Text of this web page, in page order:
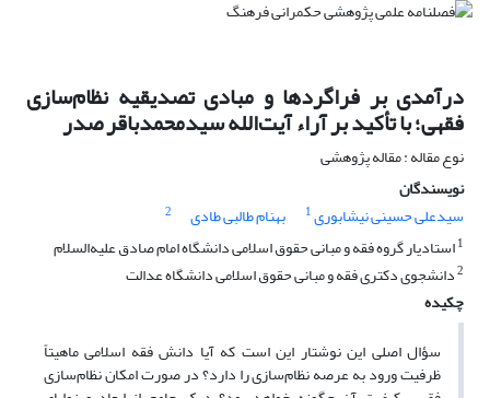
درآمدی بر فراگردها و مبادی تصدیقیه نظام‌سازی
فقهی؛ با تأکید بر آراء آیت‌الله سیدمحمدباقر صدر
نوع مقاله : مقاله پژوهشی
نویسندگان
سیدعلی حسینی نیشابوری1 بهنام طالبی طادی
2
1استادیار گروه فقه و مبانی حقوق اسلامی دانشگاه امام صادق علیه‌السلام
2دانشجوی دکتری فقه و مبانی حقوق اسلامی دانشگاه عدالت
چکیده
سؤال اصلی این نوشتار این است که آیا دانش فقه اسلامی ماهیتاً
ظرفیت ورود به عرصه نظام‌سازی را دارد؟ در صورت امکان نظام‌سازی